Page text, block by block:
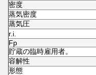
密度
蒸気密度
蒸気圧
r.i.
Fp
貯蔵の臨時雇用者。
容解性
形態